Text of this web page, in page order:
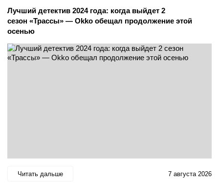
Лучший детектив 2024 года: когда выйдет 2
сезон «Трассы» — Okko обещал продолжение этой
осенью
Читать дальше 7 августа 2026